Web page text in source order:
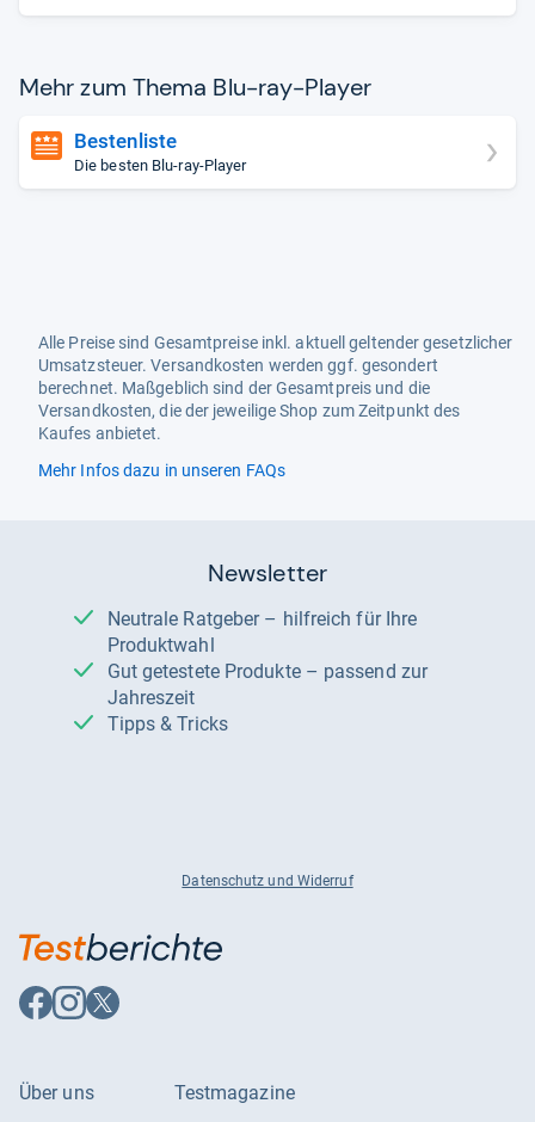
Mehr zum Thema Blu-​ray-​Player
Bestenliste
Die besten Blu-ray-Player
Alle Preise sind Gesamtpreise inkl. aktuell geltender gesetzlicher
Umsatzsteuer. Versandkosten werden ggf. gesondert
berechnet. Maßgeblich sind der Gesamtpreis und die
Versandkosten, die der jeweilige Shop zum Zeitpunkt des
Kaufes anbietet.
Mehr Infos dazu in unseren FAQs
Newsletter
Neutrale Ratgeber – hilfreich für Ihre
Produktwahl
Gut getestete Produkte – passend zur
Jahreszeit
Tipps & Tricks
Datenschutz und Widerruf
Auf
Facebook
Auf
Instagram
Auf
X
Über uns
Testmagazine